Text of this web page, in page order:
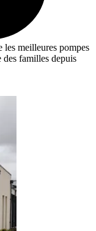
les meilleures pompes
des familles depuis